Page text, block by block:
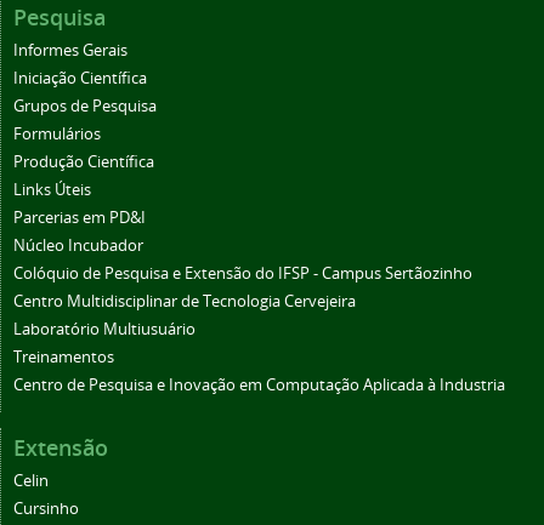
Pesquisa
Informes Gerais
Iniciação Científica
Grupos de Pesquisa
Formulários
Produção Científica
Links Úteis
Parcerias em PD&I
Núcleo Incubador
Colóquio de Pesquisa e Extensão do IFSP - Campus Sertãozinho
Centro Multidisciplinar de Tecnologia Cervejeira
Laboratório Multiusuário
Treinamentos
Centro de Pesquisa e Inovação em Computação Aplicada à Industria
Extensão
Celin
Cursinho